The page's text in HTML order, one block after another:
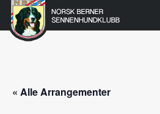
Gå
Norsk
Berner
« Alle Arrangementer